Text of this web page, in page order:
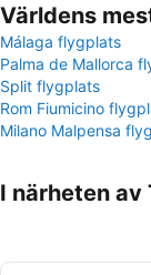
Världens
Málaga flygplats
Palma de Mallorca
Split flygplats
Rom Fiumicino
Milano Malpensa
I närheten